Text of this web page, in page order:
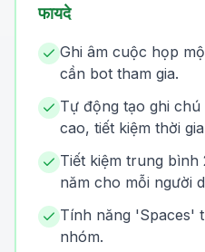
फायदे
Ghi âm cuộc họp
cần bot tham gia.
Tự động tạo ghi
cao, tiết kiệm thời
Tiết kiệm trung bình
năm cho mỗi người
Tính năng 'Spaces'
nhóm.